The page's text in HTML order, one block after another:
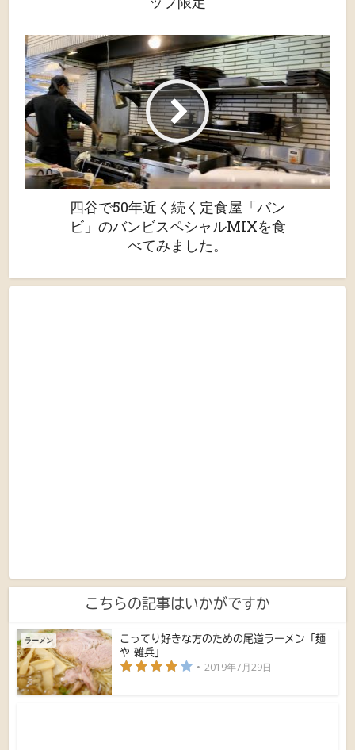
四谷で50年近く続く定食屋「バン
ビ」のバンビスペシャルMIXを食
べてみました。
こちらの記事はいかがですか
ラーメン
こってり好きな方のための尾道ラーメン「麺
や 雑兵」
2019年7月29日